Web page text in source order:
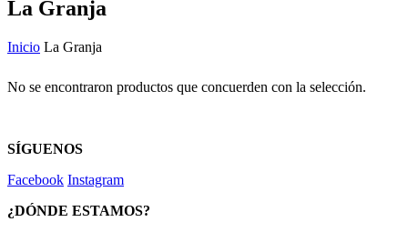
La Granja
Inicio La Granja
No se encontraron productos que concuerden con la selección.
SÍGUENOS
Facebook Instagram
¿DÓNDE ESTAMOS?